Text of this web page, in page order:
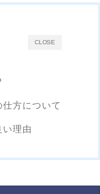
CLOSE
方について
理由